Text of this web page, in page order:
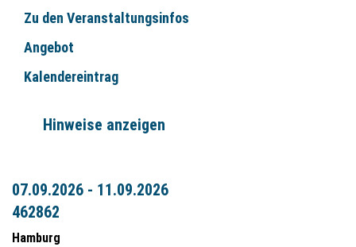
Zu den Veranstaltungsinfos
Angebot
Kalendereintrag
Hinweise anzeigen
07.09.2026 - 11.09.2026
462862
Hamburg